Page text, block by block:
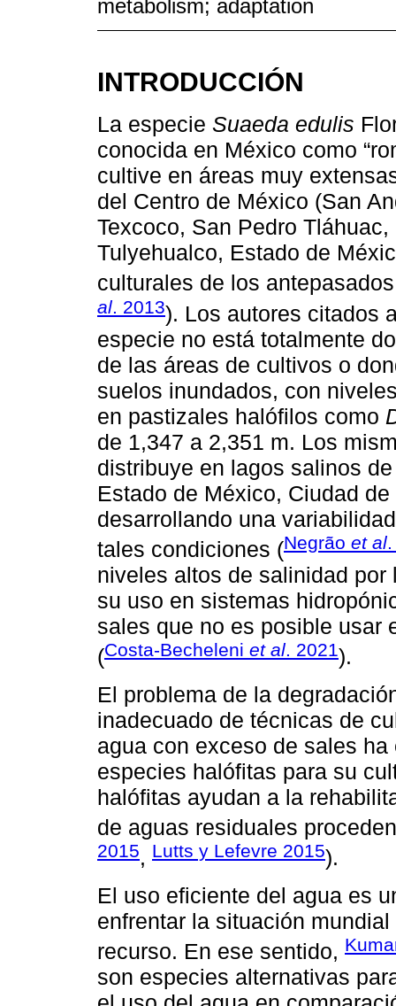
metabolism; adaptation
INTRODUCCIÓN
La especie Suaeda edulis
conocida en México como
cultive en áreas muy
del Centro de México (San
Texcoco, San Pedro
Tulyehualco, Estado de
culturales de los
al. 2013). Los autores citados
especie no está totalmente
de las áreas de cultivos o
suelos inundados, con
en pastizales halófilos como
de 1,347 a 2,351 m. Los
distribuye en lagos salinos
Estado de México, Ciudad
desarrollando una
tales condiciones (Negrão et al
niveles altos de salinidad
su uso en sistemas
sales que no es posible usar
(Costa-Becheleni et al. 2021).
El problema de la
inadecuado de técnicas de
agua con exceso de sales
especies halófitas para su
halófitas ayudan a la
de aguas residuales
2015, Lutts y Lefevre 2015).
El uso eficiente del agua es
enfrentar la situación
recurso. En ese sentido,
son especies alternativas